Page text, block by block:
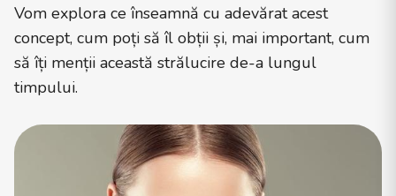
Vom explora ce înseamnă cu adevărat acest
concept, cum poți să îl obții și, mai important, cum
să îți menții această strălucire de-a lungul
timpului.